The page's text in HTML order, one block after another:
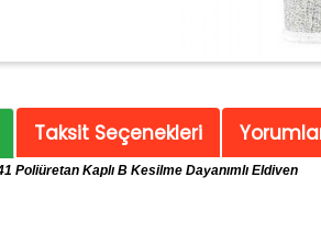
Taksit Seçenekleri
Poliüretan Kaplı B Kesilme Dayanımlı Eldiven